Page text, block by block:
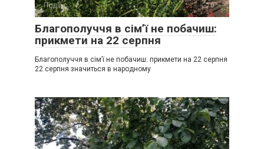
Події 0
Благополуччя в сім’ї не побачиш:
прикмети на 22 серпня
Благополуччя в сім’ї не побачиш: прикмети на 22 серпня
22 серпня значиться в народному